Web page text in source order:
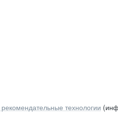
технологии